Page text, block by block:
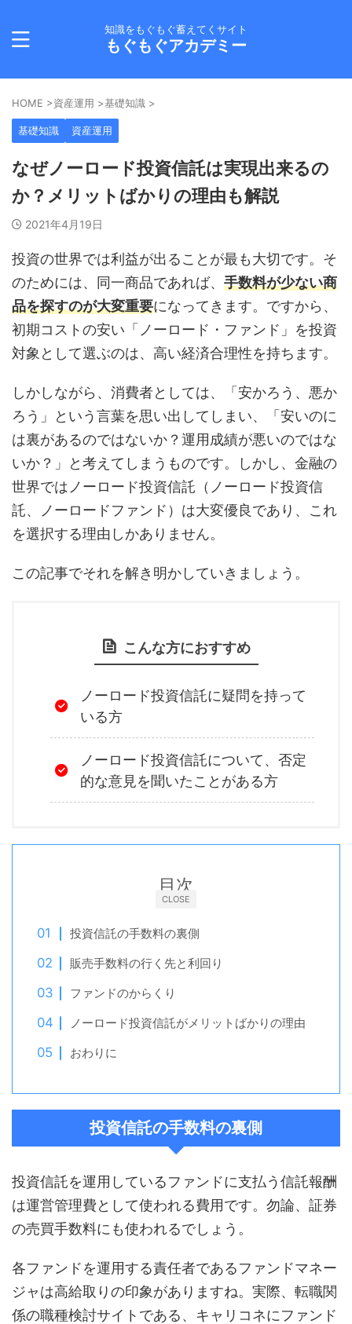
知識をもぐもぐ蓄えてくサイト
もぐもぐアカデミー
HOME >資産運用 >基礎知識 >
基礎知識 資産運用
なぜノーロード投資信託は実現出来るの
か？メリットばかりの理由も解説
2021年4月19日
投資の世界では利益が出ることが最も大切です。そ
のためには、同一商品であれば、 手数料が少ない商
品を探すのが大変重要になってきます。ですから、
初期コストの安い「ノーロード・ファンド」を投資
対象として選ぶのは、高い経済合理性を持ちます。
しかしながら、消費者としては、「安かろう、悪か
ろう」という言葉を思い出してしまい、「安いのに
は裏があるのではないか？運用成績が悪いのではな
いか？」と考えてしまうものです。しかし、金融の
世界ではノーロード投資信託（ノーロード投資信
託、ノーロードファンド）は大変優良であり、これ
を選択する理由しかありません。
この記事でそれを解き明かしていきましょう。
こんな方におすすめ
ノーロード投資信託に疑問を持って
いる方
ノーロード投資信託について、否定
的な意見を聞いたことがある方
CLOSE
目次
投資信託の手数料の裏側
販売手数料の行く先と利回り
ファンドのからくり
ノーロード投資信託がメリットばかりの理由
おわりに
投資信託の手数料の裏側
投資信託を運用しているファンドに支払う信託報酬
は運営管理費として使われる費用です。勿論、証券
の売買手数料にも使われるでしょう。
各ファンドを運用する責任者であるファンドマネー
ジャは高給取りの印象がありますね。実際、転職関
係の職種検討サイトである、キャリコネにファンド